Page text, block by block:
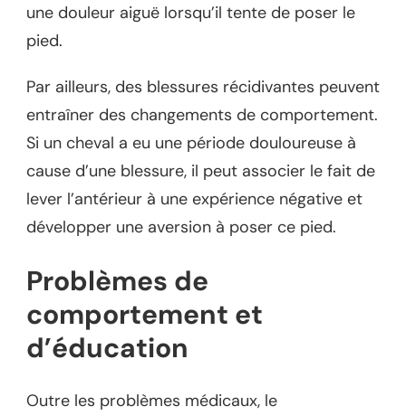
une douleur aiguë lorsqu’il tente de poser le
pied.
Par ailleurs, des blessures récidivantes peuvent
entraîner des changements de comportement.
Si un cheval a eu une période douloureuse à
cause d’une blessure, il peut associer le fait de
lever l’antérieur à une expérience négative et
développer une aversion à poser ce pied.
Problèmes de
comportement et
d’éducation
Outre les problèmes médicaux, le